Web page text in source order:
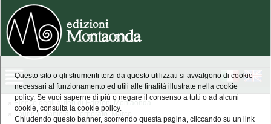
» Elenco degli autori di Edizioni Montaonda
»
Laurino, Daniela - Porporato, Marco
Questo sito o gli strumenti terzi da questo utilizzati si avvalgono di cookie
necessari al funzionamento ed utili alle finalità illustrate nella cookie
policy. Se vuoi saperne di più o negare il consenso a tutti o ad alcuni
cookie, consulta la cookie policy.
Chiudendo questo banner, scorrendo questa pagina, cliccando su un link